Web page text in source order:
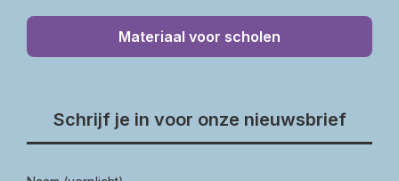
Materiaal voor scholen
Schrijf je in voor onze nieuwsbrief